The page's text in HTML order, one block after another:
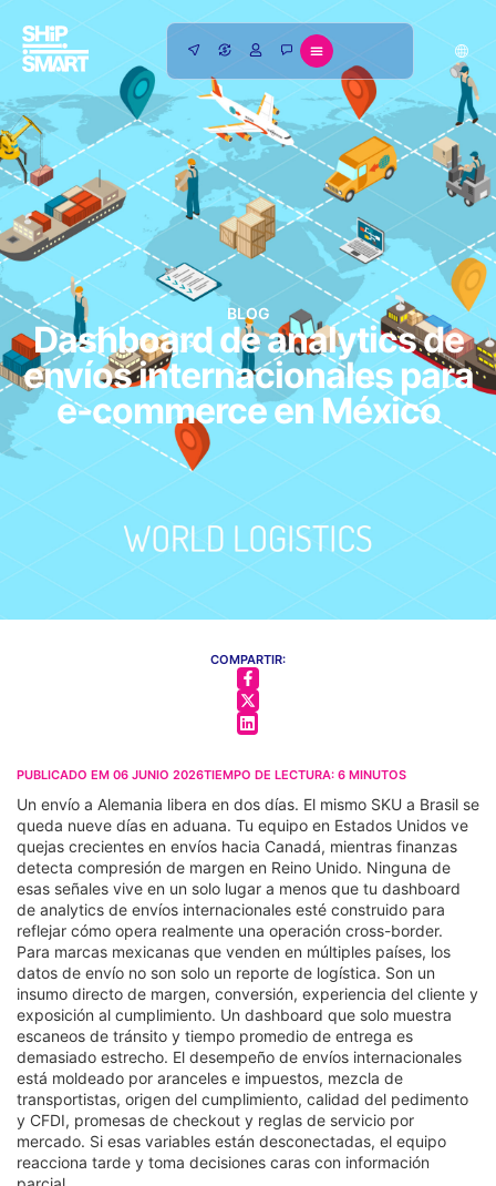
BLOG
Dashboard de analytics de
envíos internacionales para
e-commerce en México
COMPARTIR:
PUBLICADO EM 06 JUNIO 2026TIEMPO DE LECTURA: 6 MINUTOS
Un envío a Alemania libera en dos días. El mismo SKU a Brasil se
queda nueve días en aduana. Tu equipo en Estados Unidos ve
quejas crecientes en envíos hacia Canadá, mientras finanzas
detecta compresión de margen en Reino Unido. Ninguna de
esas señales vive en un solo lugar a menos que tu dashboard
de analytics de envíos internacionales esté construido para
reflejar cómo opera realmente una operación cross-border.
Para marcas mexicanas que venden en múltiples países, los
datos de envío no son solo un reporte de logística. Son un
insumo directo de margen, conversión, experiencia del cliente y
exposición al cumplimiento. Un dashboard que solo muestra
escaneos de tránsito y tiempo promedio de entrega es
demasiado estrecho. El desempeño de envíos internacionales
está moldeado por aranceles e impuestos, mezcla de
transportistas, origen del cumplimiento, calidad del pedimento
y CFDI, promesas de checkout y reglas de servicio por
mercado. Si esas variables están desconectadas, el equipo
reacciona tarde y toma decisiones caras con información